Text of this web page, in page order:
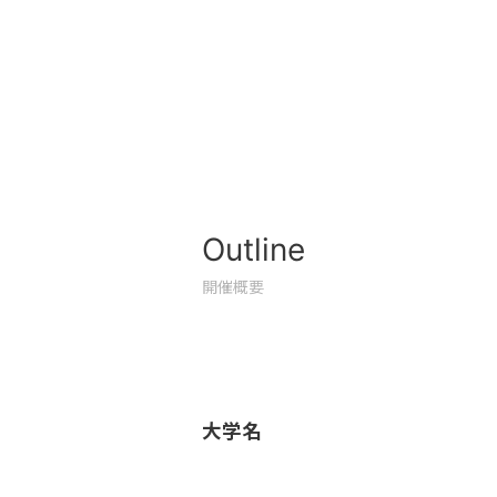
Outline
開催概要
大学名